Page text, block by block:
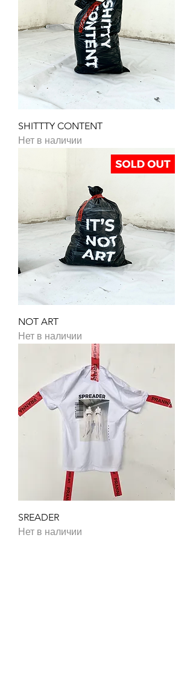
SHITTTY CONTENT
Нет в наличии
NOT ART
Нет в наличии
SREADER
Нет в наличии